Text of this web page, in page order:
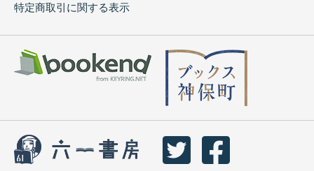
特定商取引に関する表示